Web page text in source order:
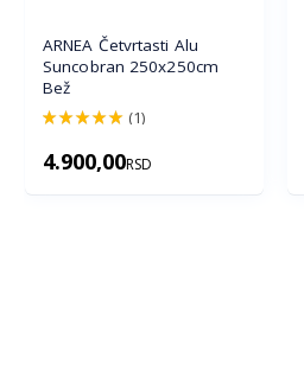
ARNEA Četvrtasti Alu
Suncobran 250x250cm
Bež
(1)
4.900,00RSD